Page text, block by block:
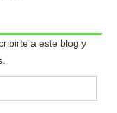
a este blog y